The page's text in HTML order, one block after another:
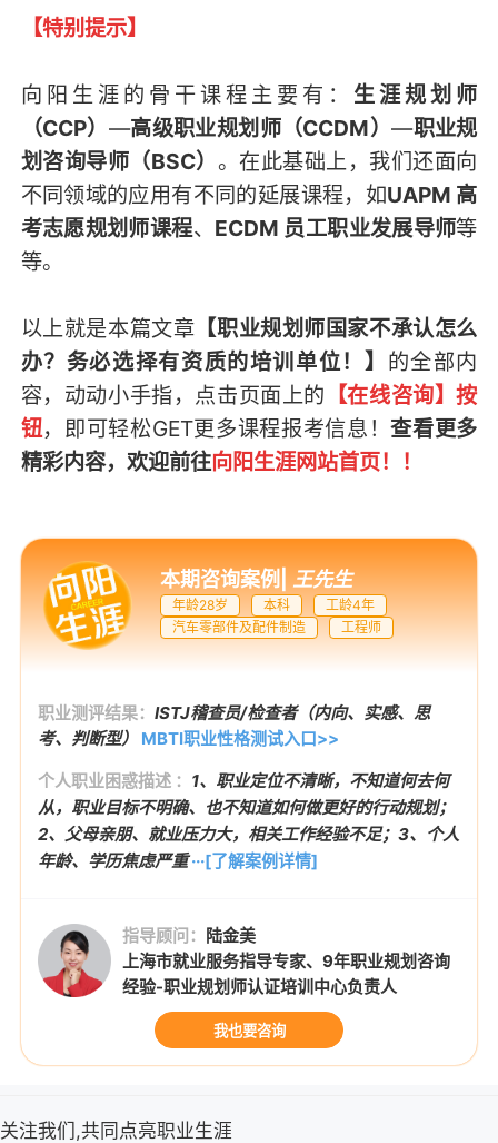
【特别提示】
向阳生涯的骨干课程主要有： 生涯规划师
（CCP） —高级职业规划师（CCDM）—职业规
划咨询导师（BSC） 。在此基础上，我们还面向
不同领域的应用有不同的延展课程，如UAPM 高
考志愿规划师课程、 ECDM 员工职业发展导师等
等。
以上就是本篇文章 【职业规划师国家不承认怎么
办？务必选择有资质的培训单位！】 的全部内
容， 动动小手指，点击页面上的 【在线咨询】按
钮，即可轻松GET更多课程报考信息 ！查看更多
精彩内容，欢迎前往向阳生涯网站首页！！
本期咨询案例|王先生
年龄28岁 本科
工龄4年
汽车零部件及配件制造
工程师
职业测评结果： ISTJ稽查员/检查者（内向、实感、思
考、判断型）
MBTI职业性格测试入口>>
个人职业困惑描述 ： 1、职业定位不清晰，不知道何去何
从，职业目标不明确、也不知道如何做更好的行动规划；
2、父母亲朋、就业压力大，相关工作经验不足；3、个人
年龄、学历焦虑严重···[了解案例详情]
指导顾问： 陆金美
上海市就业服务指导专家、9年职业规划咨询
经验-职业规划师认证培训中心负责人
我也要咨询
关注我们,共同点亮职业生涯